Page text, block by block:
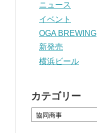
ニュース
イベント
OGA BREWING
新発売
横浜ビール
カテゴリー